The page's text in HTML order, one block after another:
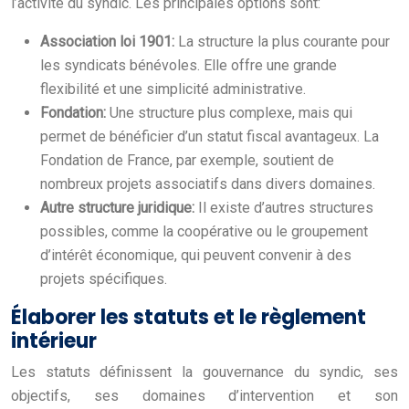
Association loi 1901: La structure la plus courante pour
les syndicats bénévoles. Elle offre une grande
flexibilité et une simplicité administrative.
Fondation: Une structure plus complexe, mais qui
permet de bénéficier d’un statut fiscal avantageux. La
Fondation de France, par exemple, soutient de
nombreux projets associatifs dans divers domaines.
Autre structure juridique: Il existe d’autres structures
possibles, comme la coopérative ou le groupement
d’intérêt économique, qui peuvent convenir à des
projets spécifiques.
Élaborer les statuts et le règlement
intérieur
Les statuts définissent la gouvernance du syndic, ses
objectifs, ses domaines d’intervention et son